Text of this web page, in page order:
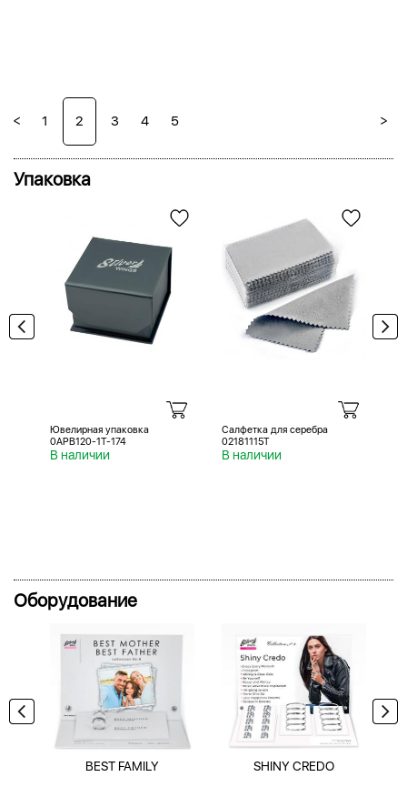
< 1 2 3 4 5 >
Упаковка
Ювелирная упаковка
0APB120-1T-174
В наличии
Салфетка для серебра
02181115T
В наличии
Оборудование
BEST FAMILY SHINY CREDO